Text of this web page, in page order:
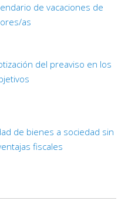
de vacaciones de
as
del preaviso en los
de bienes a sociedad sin
fiscales